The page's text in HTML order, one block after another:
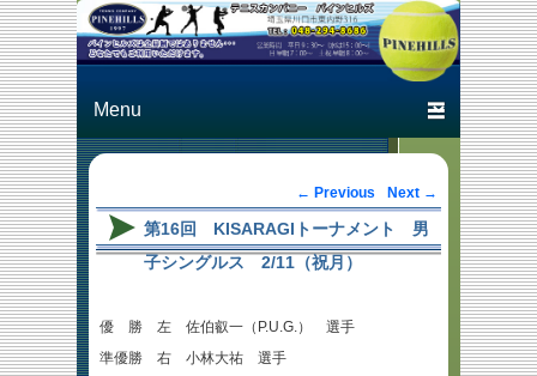
テニスカン
Just another テニスカン
パニー パインヒルズ
Post navigation
← Previous Next →
第16回 KISARAGIトーナメント 男
子シングルス 2/11（祝月）
優 勝 左 佐伯叡一（P.U.G.） 選手
準優勝 右 小林大祐 選手